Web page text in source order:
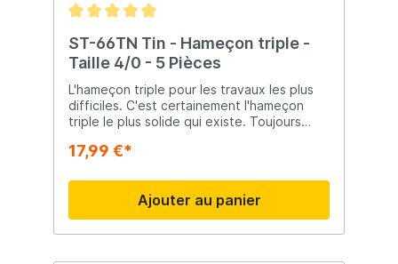
ST-66TN Tin - Hameçon triple -
Taille 4/0 - 5 Pièces
L'hameçon triple pour les travaux les plus
difficiles. C'est certainement l'hameçon
triple le plus solide qui existe. Toujours
plus dur.
17,99 €*
Ajouter au panier